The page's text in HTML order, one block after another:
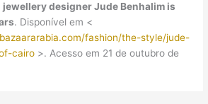
designer Jude Benhalim is
. Disponível em <
fashion/the-style/jude-
cairo >. Acesso em 21 de outubro de